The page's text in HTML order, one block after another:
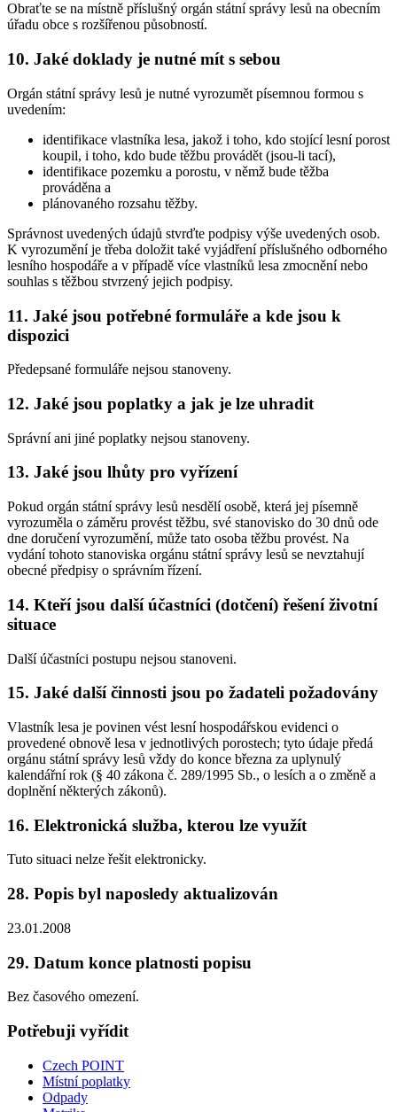
Obraťte se na místně příslušný orgán státní správy lesů na obecním
úřadu obce s rozšířenou působností.
10. Jaké doklady je nutné mít s sebou
Orgán státní správy lesů je nutné vyrozumět písemnou formou s
uvedením:
identifikace vlastníka lesa, jakož i toho, kdo stojící lesní porost
koupil, i toho, kdo bude těžbu provádět (jsou-li tací),
identifikace pozemku a porostu, v němž bude těžba
prováděna a
plánovaného rozsahu těžby.
Správnost uvedených údajů stvrďte podpisy výše uvedených osob.
K vyrozumění je třeba doložit také vyjádření příslušného odborného
lesního hospodáře a v případě více vlastníků lesa zmocnění nebo
souhlas s těžbou stvrzený jejich podpisy.
11. Jaké jsou potřebné formuláře a kde jsou k
dispozici
Předepsané formuláře nejsou stanoveny.
12. Jaké jsou poplatky a jak je lze uhradit
Správní ani jiné poplatky nejsou stanoveny.
13. Jaké jsou lhůty pro vyřízení
Pokud orgán státní správy lesů nesdělí osobě, která jej písemně
vyrozuměla o záměru provést těžbu, své stanovisko do 30 dnů ode
dne doručení vyrozumění, může tato osoba těžbu provést. Na
vydání tohoto stanoviska orgánu státní správy lesů se nevztahují
obecné předpisy o správním řízení.
14. Kteří jsou další účastníci (dotčení) řešení životní
situace
Další účastníci postupu nejsou stanoveni.
15. Jaké další činnosti jsou po žadateli požadovány
Vlastník lesa je povinen vést lesní hospodářskou evidenci o
provedené obnově lesa v jednotlivých porostech; tyto údaje předá
orgánu státní správy lesů vždy do konce března za uplynulý
kalendářní rok (§ 40 zákona č. 289/1995 Sb., o lesích a o změně a
doplnění některých zákonů).
16. Elektronická služba, kterou lze využít
Tuto situaci nelze řešit elektronicky.
28. Popis byl naposledy aktualizován
23.01.2008
29. Datum konce platnosti popisu
Bez časového omezení.
Potřebuji vyřídit
Czech POINT
Místní poplatky
Odpady